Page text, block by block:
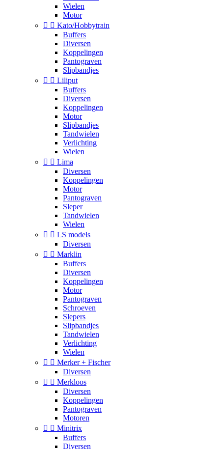
Wielen
Motor
  Kato/Hobbytrain
Buffers
Diversen
Koppelingen
Pantograven
Slipbandjes
  Liliput
Buffers
Diversen
Koppelingen
Motor
Slipbandjes
Tandwielen
Verlichting
Wielen
  Lima
Diversen
Koppelingen
Motor
Pantograven
Sleper
Tandwielen
Wielen
  LS models
Diversen
  Marklin
Buffers
Diversen
Koppelingen
Motor
Pantograven
Schroeven
Slepers
Slipbandjes
Tandwielen
Verlichting
Wielen
  Merker + Fischer
Diversen
  Merkloos
Diversen
Koppelingen
Pantograven
Motoren
  Minitrix
Buffers
Diversen